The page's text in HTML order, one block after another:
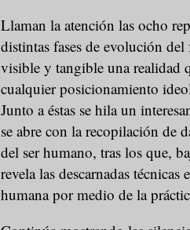
Llaman la atención las ocho
distintas fases de evolución
visible y tangible una realidad
cualquier posicionamiento
Junto a éstas se hila un
se abre con la recopilación de
del ser humano, tras los que,
revela las descarnadas
humana por medio de la